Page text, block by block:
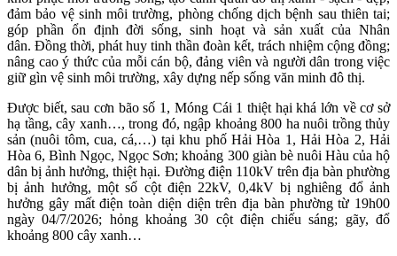
đảm bảo vệ sinh môi trường, phòng chống dịch bệnh sau thiên tai;
góp phần ổn định đời sống, sinh hoạt và sản xuất của Nhân
dân. Đồng thời, phát huy tinh thần đoàn kết, trách nhiệm cộng đồng;
nâng cao ý thức của mỗi cán bộ, đảng viên và người dân trong việc
giữ gìn vệ sinh môi trường, xây dựng nếp sống văn minh đô thị.
Được biết, sau cơn bão số 1, Móng Cái 1 thiệt hại khá lớn về cơ sở
hạ tầng, cây xanh…, trong đó, ngập khoảng 800 ha nuôi trồng thủy
sản (nuôi tôm, cua, cá,…) tại khu phố Hải Hòa 1, Hải Hòa 2, Hải
Hòa 6, Bình Ngọc, Ngọc Sơn; khoảng 300 giàn bè nuôi Hàu của hộ
dân bị ảnh hưởng, thiệt hại. Đường điện 110kV trên địa bàn phường
bị ảnh hưởng, một số cột điện 22kV, 0,4kV bị nghiêng đổ ảnh
hưởng gây mất điện toàn diện diện trên địa bàn phường từ 19h00
ngày 04/7/2026; hỏng khoảng 30 cột điện chiếu sáng; gãy, đổ
khoảng 800 cây xanh…